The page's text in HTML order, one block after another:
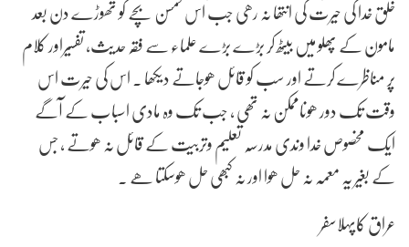
خلق خدا کی حیرت کی انتھا نہ رھی جب اس کمسن بچے کو تھوڑے دن بعد
مامون کے پھلو میں بیٹھ کر بڑے بڑے علماء سے فقہ حدیث، تفسیراور کلام
پر مناظرے کرتے اور سب کو قائل ھوجاتے دیکھا . اس کی حیرت اس
وقت تک دور ھوناممکن نہ تھی , جب تک وہ مادی اسباب کے آگے
ایک مخصوص خدا وندی مدرسہ تعلیم وتربیت کے قائل نہ ھوتے , جس
کے بغیر یہ معمہ نہ حل ھوا اور نہ کبھی حل ھوسکتا ھے .
عراق کاپہلاسفر